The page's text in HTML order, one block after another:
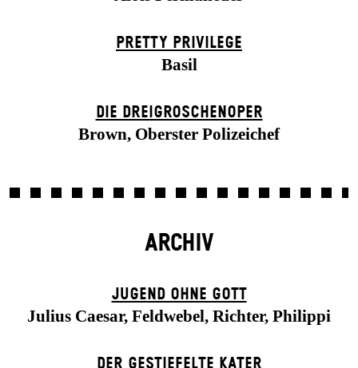
PRETTY PRIVILEGE
Basil
DIE DREI­GROSCHEN­OPER
Brown, Oberster Polizeichef
ARCHIV
JUGEND OHNE GOTT
Julius Caesar, Feldwebel, Richter, Philippi
DER GESTIEFELTE KATER